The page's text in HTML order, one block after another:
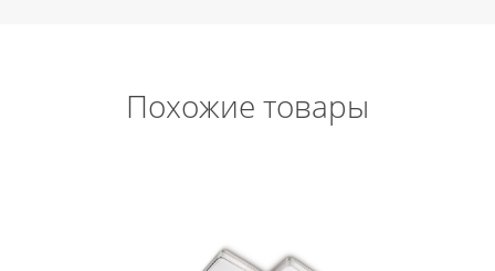
Похожие товары